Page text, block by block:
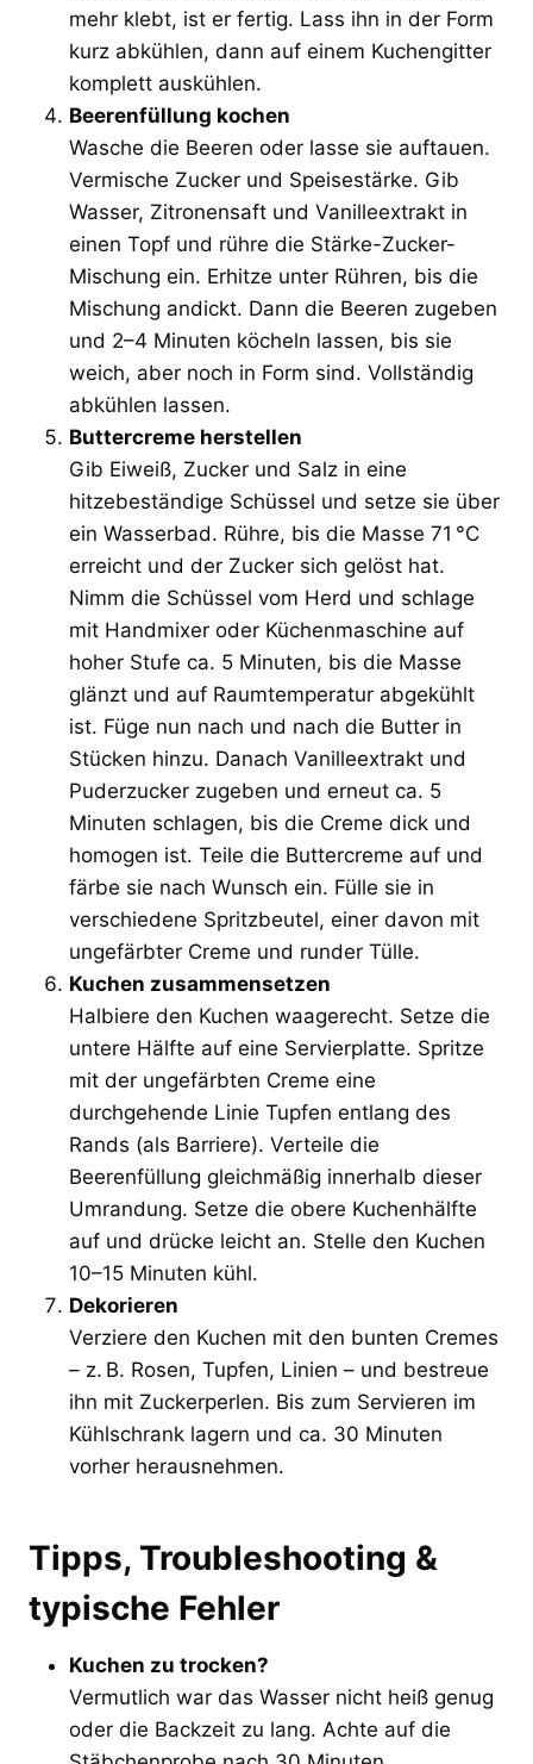
mehr klebt, ist er fertig. Lass ihn in der Form
kurz abkühlen, dann auf einem Kuchengitter
komplett auskühlen.
Beerenfüllung kochen
Wasche die Beeren oder lasse sie auftauen.
Vermische Zucker und Speisestärke. Gib
Wasser, Zitronensaft und Vanilleextrakt in
einen Topf und rühre die Stärke-Zucker-
Mischung ein. Erhitze unter Rühren, bis die
Mischung andickt. Dann die Beeren zugeben
und 2–4 Minuten köcheln lassen, bis sie
weich, aber noch in Form sind. Vollständig
abkühlen lassen.
Buttercreme herstellen
Gib Eiweiß, Zucker und Salz in eine
hitzebeständige Schüssel und setze sie über
ein Wasserbad. Rühre, bis die Masse 71 °C
erreicht und der Zucker sich gelöst hat.
Nimm die Schüssel vom Herd und schlage
mit Handmixer oder Küchenmaschine auf
hoher Stufe ca. 5 Minuten, bis die Masse
glänzt und auf Raumtemperatur abgekühlt
ist. Füge nun nach und nach die Butter in
Stücken hinzu. Danach Vanilleextrakt und
Puderzucker zugeben und erneut ca. 5
Minuten schlagen, bis die Creme dick und
homogen ist. Teile die Buttercreme auf und
färbe sie nach Wunsch ein. Fülle sie in
verschiedene Spritzbeutel, einer davon mit
ungefärbter Creme und runder Tülle.
Kuchen zusammensetzen
Halbiere den Kuchen waagerecht. Setze die
untere Hälfte auf eine Servierplatte. Spritze
mit der ungefärbten Creme eine
durchgehende Linie Tupfen entlang des
Rands (als Barriere). Verteile die
Beerenfüllung gleichmäßig innerhalb dieser
Umrandung. Setze die obere Kuchenhälfte
auf und drücke leicht an. Stelle den Kuchen
10–15 Minuten kühl.
Dekorieren
Verziere den Kuchen mit den bunten Cremes
– z. B. Rosen, Tupfen, Linien – und bestreue
ihn mit Zuckerperlen. Bis zum Servieren im
Kühlschrank lagern und ca. 30 Minuten
vorher herausnehmen.
Tipps, Troubleshooting &
typische Fehler
Kuchen zu trocken?
Vermutlich war das Wasser nicht heiß genug
oder die Backzeit zu lang. Achte auf die